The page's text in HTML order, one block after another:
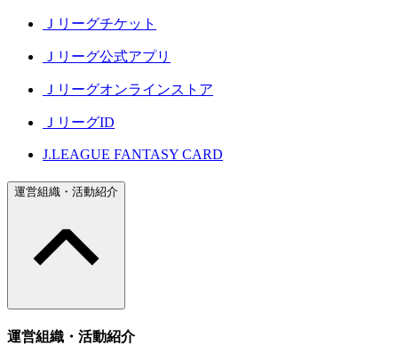
Ｊリーグチケット
Ｊリーグ公式アプリ
Ｊリーグオンラインストア
ＪリーグID
J.LEAGUE FANTASY CARD
運営組織・活動紹介
運営組織・活動紹介